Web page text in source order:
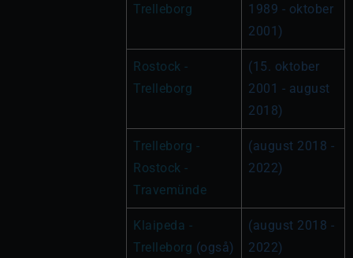
Trelleborg
1989 - oktober
2001)
Rostock -
Trelleborg
(15. oktober
2001 - august
2018)
Trelleborg -
Rostock -
Travemünde
(august 2018 -
2022)
Klaipeda -
Trelleborg (også)
(august 2018 -
2022)